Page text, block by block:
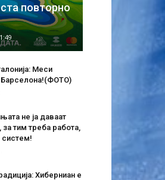
повторно
Меси
Барселона!(ФОТО)
не ја даваат
за тим треба работа,
систем!
Хиберниан е